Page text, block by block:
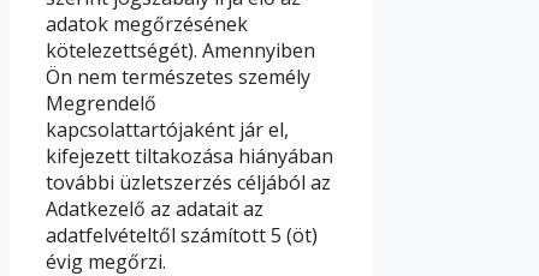
adatok megőrzésének
kötelezettségét). Amennyiben
Ön nem természetes személy
Megrendelő
kapcsolattartójaként jár el,
kifejezett tiltakozása hiányában
további üzletszerzés céljából az
Adatkezelő az adatait az
adatfelvételtől számított 5 (öt)
évig megőrzi.